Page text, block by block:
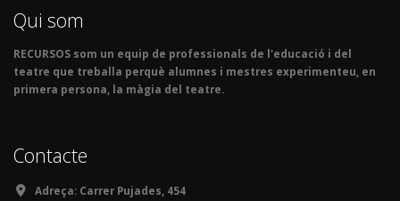
Qui som
RECURSOS som un equip de professionals de l'educació i del
teatre que treballa perquè alumnes i mestres experimenteu, en
primera persona, la màgia del teatre.
Contacte
Adreça: Carrer Pujades, 454